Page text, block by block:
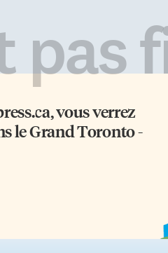
pas
, vous verrez
le Grand Toronto -